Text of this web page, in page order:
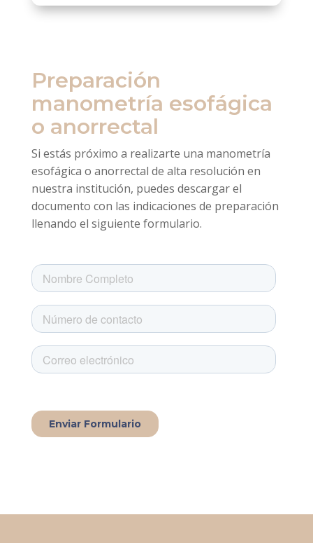
Preparación
manometría esofágica
o anorrectal
Si estás próximo a realizarte una manometría
esofágica o anorrectal de alta resolución en
nuestra institución, puedes descargar el
documento con las indicaciones de preparación
llenando el siguiente formulario.